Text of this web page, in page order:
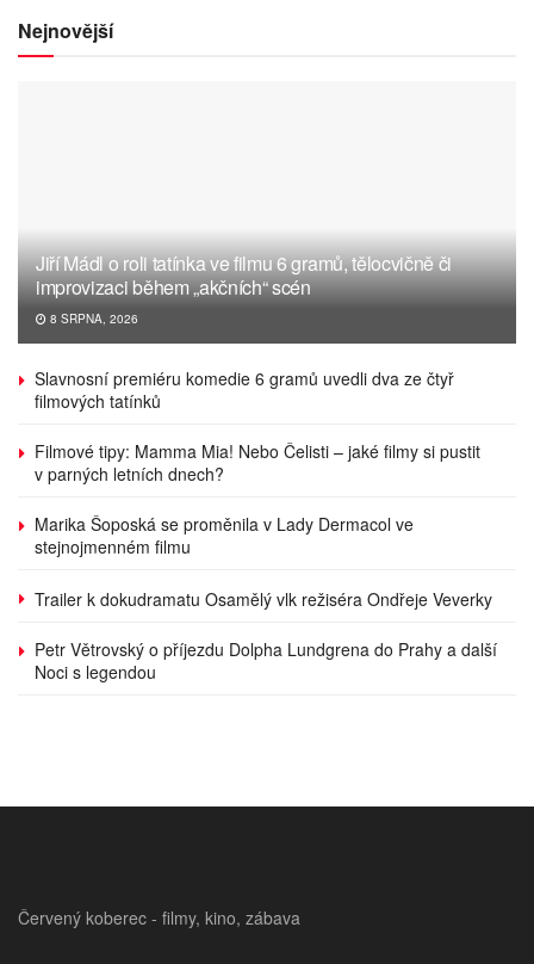
Nejnovější
Jiří Mádl o roli tatínka ve filmu 6 gramů, tělocvičně či
improvizaci během „akčních“ scén
8 SRPNA, 2026
Slavnosní premiéru komedie 6 gramů uvedli dva ze čtyř
filmových tatínků
Filmové tipy: Mamma Mia! Nebo Čelisti – jaké filmy si pustit
v parných letních dnech?
Marika Šoposká se proměnila v Lady Dermacol ve
stejnojmenném filmu
Trailer k dokudramatu Osamělý vlk režiséra Ondřeje Veverky
Petr Větrovský o příjezdu Dolpha Lundgrena do Prahy a další
Noci s legendou
Červený koberec - filmy, kino, zábava